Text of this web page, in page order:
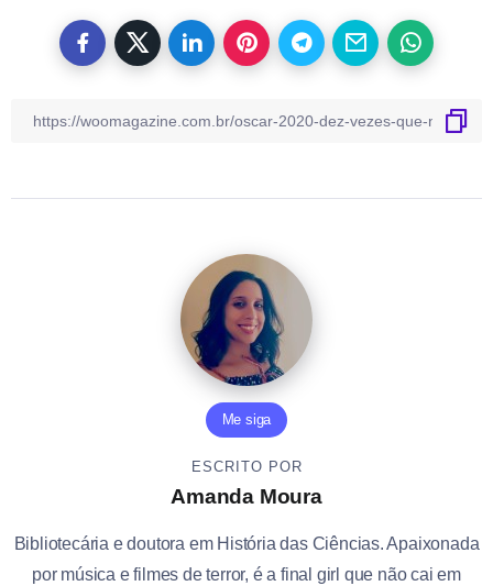
Me siga
ESCRITO POR
Amanda Moura
Bibliotecária e doutora em História das Ciências. Apaixonada
por música e filmes de terror, é a final girl que não cai em